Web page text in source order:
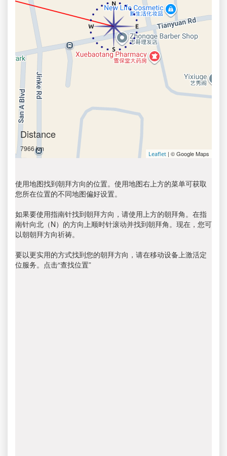
Distance
7966 km
Leaflet | © Google Maps
使用地图找到朝拜方向的位置。使用地图右上方的菜单可获取
您所在位置的不同地图偏好设置。
如果要使用指南针找到朝拜方向，请使用上方的朝拜角。在指
南针向北（N）的方向上顺时针滚动并找到朝拜角。现在，您可
以朝朝拜方向祈祷。
要以更实用的方式找到您的朝拜方向，请在移动设备上激活定
位服务。点击“查找位置”